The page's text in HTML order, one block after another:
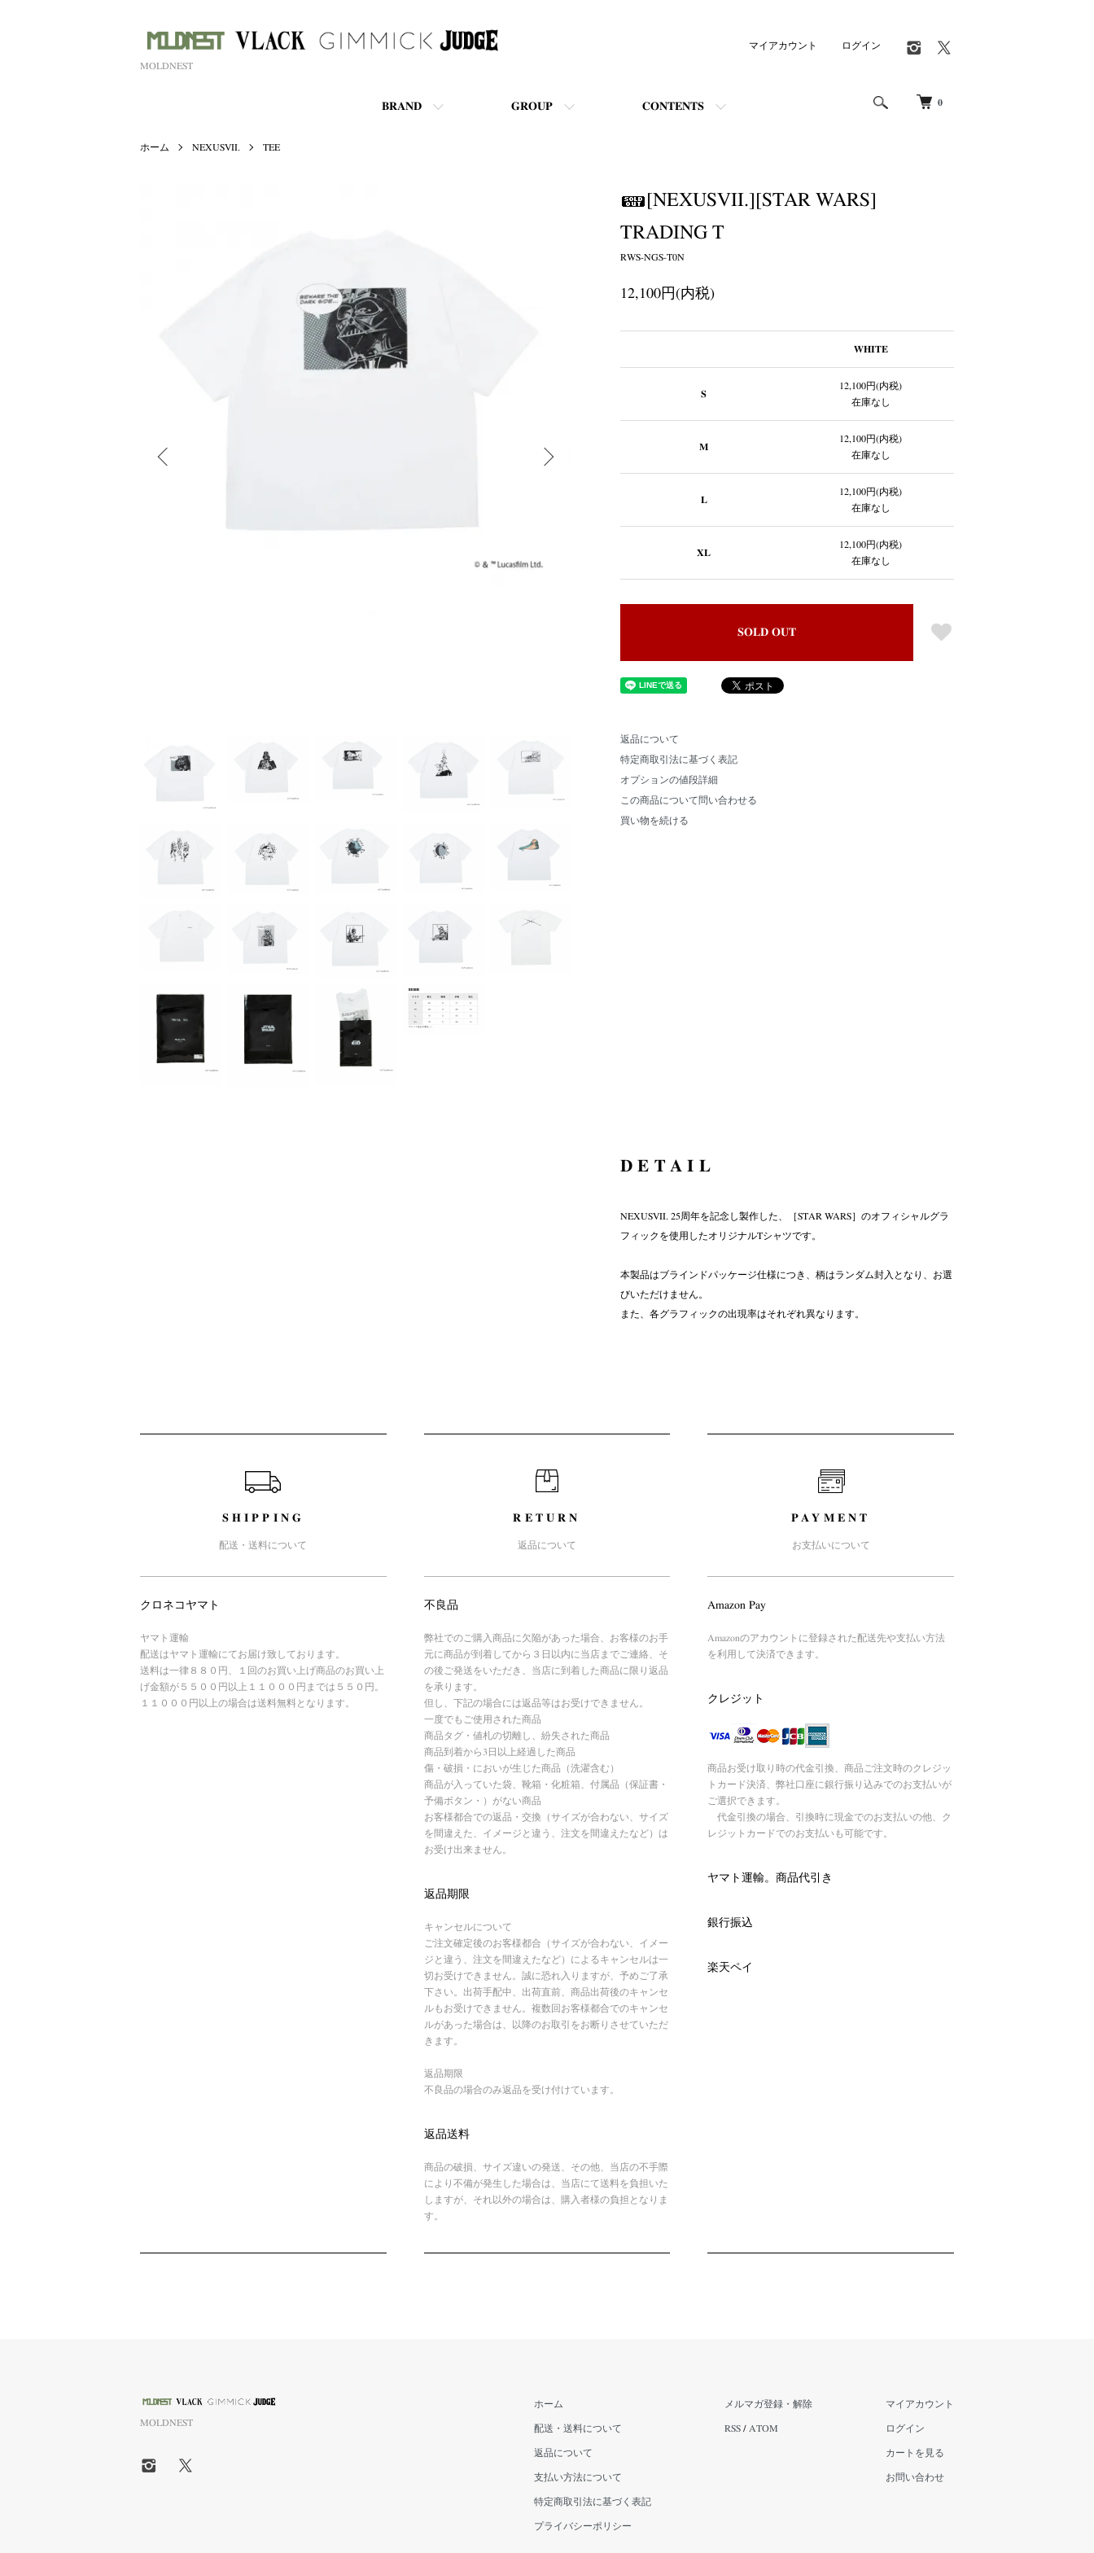
MOLDNEST
0
BRAND GROUP CONTENTS
マイアカウント ログイン
ホーム NEXUSVII. TEE
[NEXUSVII.][STAR WARS]
TRADING T
RWS-NGS-T0N
12,100円(内税)
WHITE
S
12,100円(内税)
在庫なし
M
12,100円(内税)
在庫なし
L
12,100円(内税)
在庫なし
XL
12,100円(内税)
在庫なし
SOLD OUT
返品について
特定商取引法に基づく表記
オプションの値段詳細
この商品について問い合わせる
買い物を続ける
DETAIL
NEXUSVII. 25周年を記念し製作した、［STAR WARS］のオフィシャルグラ
フィックを使用したオリジナルTシャツです。
本製品はブラインドパッケージ仕様につき、柄はランダム封入となり、お選
びいただけません。
また、各グラフィックの出現率はそれぞれ異なります。
SHIPPING
配送・送料について
クロネコヤマト
ヤマト運輸
配送はヤマト運輸にてお届け致しております。
送料は一律８８０円、１回のお買い上げ商品のお買い上
げ金額が５５００円以上１１０００円までは５５０円。
１１０００円以上の場合は送料無料となります。
RETURN
返品について
不良品
弊社でのご購入商品に欠陥があった場合、お客様のお手
元に商品が到着してから３日以内に当店までご連絡、そ
の後ご発送をいただき、当店に到着した商品に限り返品
を承ります。
但し、下記の場合には返品等はお受けできません。
一度でもご使用された商品
商品タグ・値札の切離し、紛失された商品
商品到着から3日以上経過した商品
傷・破損・においが生じた商品（洗濯含む）
商品が入っていた袋、靴箱・化粧箱、付属品（保証書・
予備ボタン・）がない商品
お客様都合での返品・交換（サイズが合わない、サイズ
を間違えた、イメージと違う、注文を間違えたなど）は
お受け出来ません。
返品期限
キャンセルについて
ご注文確定後のお客様都合（サイズが合わない、イメー
ジと違う、注文を間違えたなど）によるキャンセルは一
切お受けできません。誠に恐れ入りますが、予めご了承
下さい。出荷手配中、出荷直前、商品出荷後のキャンセ
ルもお受けできません。複数回お客様都合でのキャンセ
ルがあった場合は、以降のお取引をお断りさせていただ
きます。
返品期限
不良品の場合のみ返品を受け付けています。
返品送料
商品の破損、サイズ違いの発送、その他、当店の不手際
により不備が発生した場合は、当店にて送料を負担いた
しますが、それ以外の場合は、購入者様の負担となりま
す。
PAYMENT
お支払いについて
Amazon Pay
Amazonのアカウントに登録された配送先や支払い方法
を利用して決済できます。
クレジット
商品お受け取り時の代金引換、商品ご注文時のクレジッ
トカード決済、弊社口座に銀行振り込みでのお支払いが
ご選択できます。
代金引換の場合、引換時に現金でのお支払いの他、ク
レジットカードでのお支払いも可能です。
ヤマト運輸。商品代引き
銀行振込
楽天ペイ
MOLDNEST
ホーム
配送・送料について
返品について
支払い方法について
特定商取引法に基づく表記
プライバシーポリシー
メルマガ登録・解除
RSS / ATOM
マイアカウント
ログイン
カートを見る
お問い合わせ